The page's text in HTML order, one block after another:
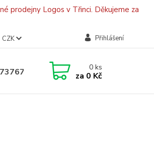
prodejny Logos v Třinci. Děkujeme za
CZK Přihlášení
0ks
za 0 Kč